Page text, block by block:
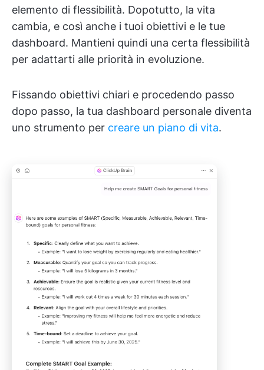
elemento di flessibilità. Dopotutto, la vita
cambia, e così anche i tuoi obiettivi e le tue
dashboard. Mantieni quindi una certa flessibilità
per adattarti alle priorità in evoluzione.
Fissando obiettivi chiari e procedendo passo
dopo passo, la tua dashboard personale diventa
uno strumento per creare un piano di vita.